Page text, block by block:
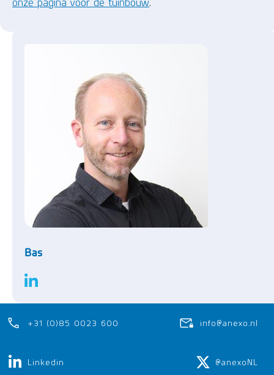
Bas
+31 (0)85 0023 600 info@anexo.nl
Linkedin @anexoNL